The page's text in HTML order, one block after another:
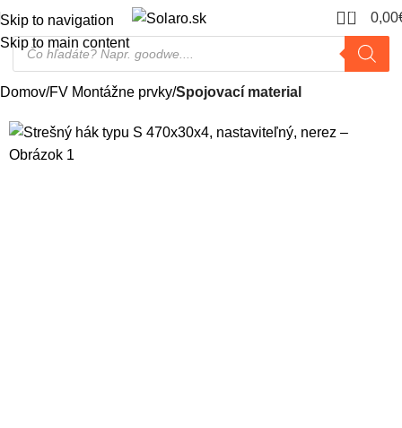
Skip to navigation
Skip to main content
0 0,00
Domov FV Montážne prvky Spojovací material